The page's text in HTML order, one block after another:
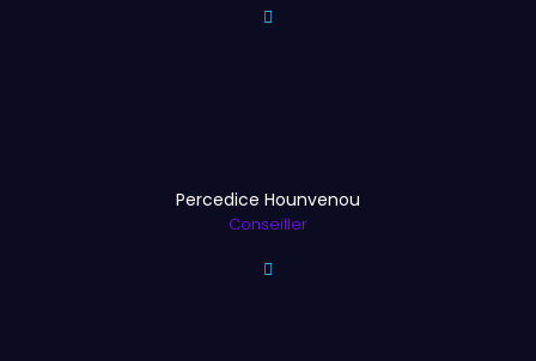
Percedice Hounvenou
Conseiller